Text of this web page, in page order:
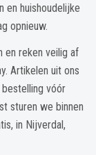
en huishoudelijke
opnieuw.
en reken veilig af
Artikelen uit ons
vóór
sturen we binnen
in Nijverdal,